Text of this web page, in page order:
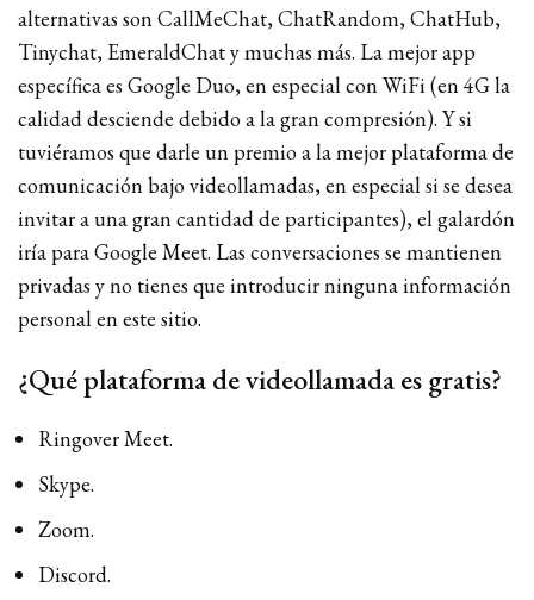
alternativas son CallMeChat, ChatRandom, ChatHub,
Tinychat, EmeraldChat y muchas más. La mejor app
específica es Google Duo, en especial con WiFi (en 4G la
calidad desciende debido a la gran compresión). Y si
tuviéramos que darle un premio a la mejor plataforma de
comunicación bajo videollamadas, en especial si se desea
invitar a una gran cantidad de participantes), el galardón
iría para Google Meet. Las conversaciones se mantienen
privadas y no tienes que introducir ninguna información
personal en este sitio.
¿Qué plataforma de videollamada es gratis?
Ringover Meet.
Skype.
Zoom.
Discord.